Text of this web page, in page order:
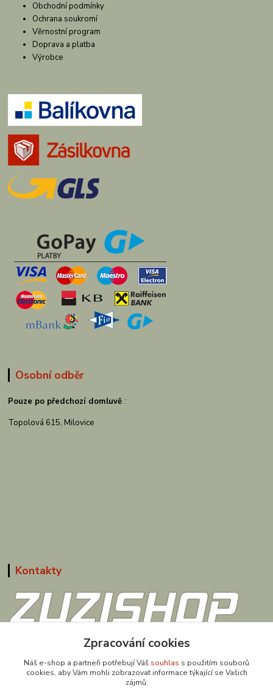
Obchodní podmínky
Ochrana soukromí
Věrnostní program
Doprava a platba
Výrobce
Osobní odběr
Pouze po předchozí domluvě :
Topolová 615, Milovice
Kontakty
obchod@zuzishop.cz
Zpracování cookies
Náš e-shop a partneři potřebují Váš souhlas s použitím souborů
cookies, aby Vám mohli zobrazovat informace týkající se Vašich
zájmů.